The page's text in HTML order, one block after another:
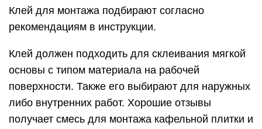
Клей для монтажа подбирают согласно
рекомендациям в инструкции.
Клей должен подходить для склеивания мягкой
основы с типом материала на рабочей
поверхности. Также его выбирают для наружных
либо внутренних работ. Хорошие отзывы
получает смесь для монтажа кафельной плитки и